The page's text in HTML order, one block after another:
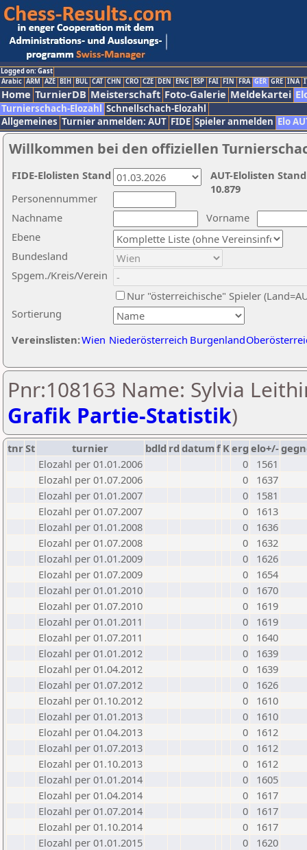
Logged on: Gast
Arabic ARM AZE BIH BUL CAT CHN CRO CZE DEN ENG ESP FAI FIN FRA GER GRE INA
Home TurnierDB Meisterschaft Foto-Galerie Meldekartei
Turnierschach-Elozahl Schnellschach-Elozahl
Allgemeines Turnier anmelden: AUT FIDE Spieler anmelden Elo
Willkommen bei den offiziellen
Nachname
Vorname
Ebene
Sortierung
Personennummer
Bundesland
Spgem./Kreis/Verein
Nur "österreichische" Spieler
Vereinslisten:Wien Niederösterreich Burgenland
AUT-Elolisten
10.879
FIDE-Elolisten Stand
Pnr:108163 Name: Sylvia
Grafik Partie-Statistik)
tnrSt turnier bdld rd datumf Kerg elo+/-
Elozahl per 01.01.2006
0
1561
Elozahl per 01.07.2006
0
1637
Elozahl per 01.01.2007
0
1581
Elozahl per 01.07.2007
0
1613
Elozahl per 01.01.2008
0
1636
Elozahl per 01.07.2008
0
1632
Elozahl per 01.01.2009
0
1626
Elozahl per 01.07.2009
0
1654
Elozahl per 01.01.2010
0
1670
Elozahl per 01.07.2010
0
1619
Elozahl per 01.01.2011
0
1619
Elozahl per 01.07.2011
0
1640
Elozahl per 01.01.2012
0
1639
Elozahl per 01.04.2012
0
1639
Elozahl per 01.07.2012
0
1626
Elozahl per 01.10.2012
0
1610
Elozahl per 01.01.2013
0
1610
Elozahl per 01.04.2013
0
1612
Elozahl per 01.07.2013
0
1612
Elozahl per 01.10.2013
0
1612
Elozahl per 01.01.2014
0
1605
Elozahl per 01.04.2014
0
1617
Elozahl per 01.07.2014
0
1617
Elozahl per 01.10.2014
0
1617
Elozahl per 01.01.2015
0
1620